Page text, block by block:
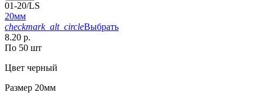
01-20/LS
20мм
checkmark_alt_circleВыбрать
8.20 р.
По 50 шт
Цвет черный
Размер 20мм